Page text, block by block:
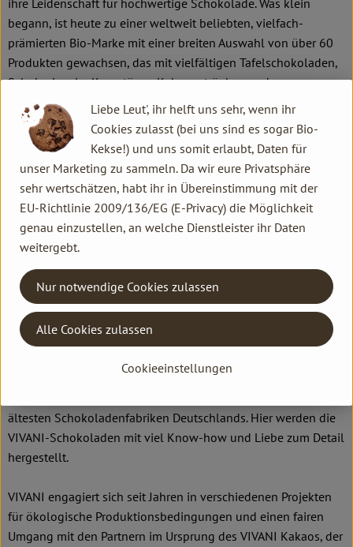
ihre Leidenschaft für hochwertige Schokolade. Was klein
begann, ist heute zu einer weltweit beliebten, vielfach-
prämierten Bio-Marke mit einer breiten Auswahl von über 60
Produkten gewachsen, das mit vielfältigen Tafelschokoladen,
Schokoriegeln, Kuvertüren, Kakaogetränken und
Trüffelpralinen keinerlei schokoladigen Wünsche offenlässt.
Schokolade als ganzheitliches Kunstwerk ist das zentrale
Motto. In diesem Sinne verbindet VIVANI innovative
Rezepturen aus besten Zutaten mit künstlerischen
Verpackungsdesigns und den Aspekten von Nachhaltigkeit
und sozialer Verantwortung. Das Bochumer Unternehmen um
Gründer und Gesellschafter Andreas Meyer und
Geschäftsführer Gerrit Wiezoreck engagiert sich seit Jahren
Projekte für besonders fairen und biodynamisch-angebauten
Bio-Kakao in der Dominikanischen Republik, Heimat der
weltbesten Edelkakaosorten.
Weinrich im ostwestfälischen Herford, ein
ältesten Schokoladenfabriken Deutschlands. Hier werden die
VIVANI-Schokoladen mit viel Know-how und Liebe zum Detail
hergestellt.
VIVANI engagiert sich seit Jahren in verschiedenen Projekten
für ökologische Produktionsbedingungen und einen fairen
Umgang mit den Partnern im Ursprung des VIVANI Kakaos, der
Liebe Leut', ihr helft uns sehr, wenn ihr
Cookies zulasst (bei uns sind es sogar Bio-
Kekse!) und uns somit erlaubt, Daten für
unser Marketing zu sammeln. Da wir eure Privatsphäre
sehr wertschätzen, habt ihr in Übereinstimmung mit der
EU-Richtlinie 2009/136/EG (E-Privacy) die Möglichkeit
genau einzustellen, an welche Dienstleister ihr Daten
weitergebt.
Cookieeinstellungen
Nur notwendige Cookies zulassen
Alle Cookies zulassen